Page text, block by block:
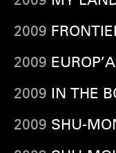
2009
2009
2009 IN THE
2009 SHU-